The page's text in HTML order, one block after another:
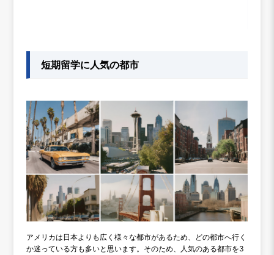
短期留学に人気の都市
アメリカは日本よりも広く様々な都市があるため、どの都市へ行く
か迷っている方も多いと思います。そのため、人気のある都市を3